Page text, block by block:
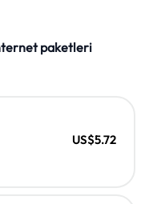
paketleri
US$5.72